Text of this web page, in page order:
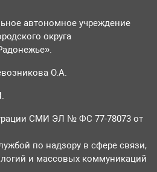
автономное учреждение
округа
О.А.
СМИ ЭЛ № ФС 77-78073 от
по надзору в сфере связи,
и массовых коммуникаций